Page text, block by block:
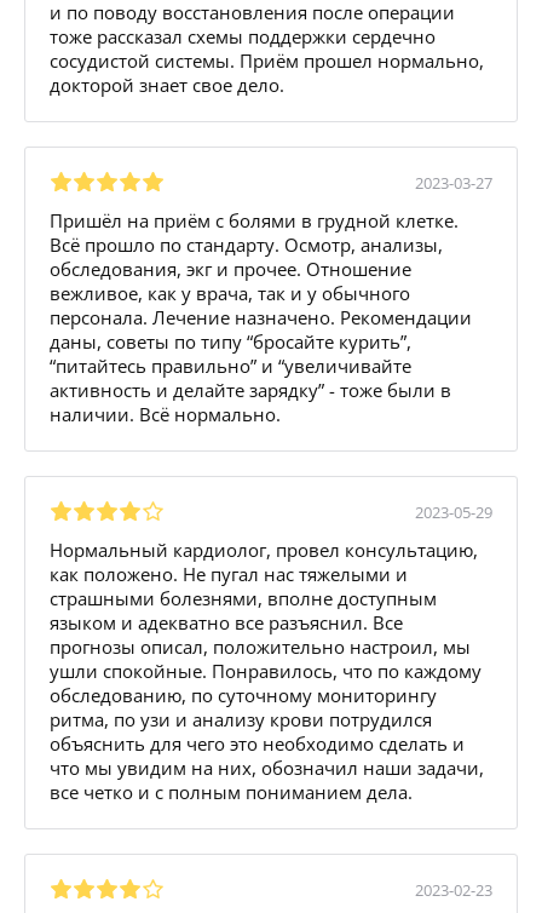
и по поводу восстановления после операции
тоже рассказал схемы поддержки сердечно
сосудистой системы. Приём прошел нормально,
докторой знает свое дело.
2023-03-27
Пришёл на приём с болями в грудной клетке.
Всё прошло по стандарту. Осмотр, анализы,
обследования, экг и прочее. Отношение
вежливое, как у врача, так и у обычного
персонала. Лечение назначено. Рекомендации
даны, советы по типу “бросайте курить”,
“питайтесь правильно” и “увеличивайте
активность и делайте зарядку” - тоже были в
наличии. Всё нормально.
2023-05-29
Нормальный кардиолог, провел консультацию,
как положено. Не пугал нас тяжелыми и
страшными болезнями, вполне доступным
языком и адекватно все разъяснил. Все
прогнозы описал, положительно настроил, мы
ушли спокойные. Понравилось, что по каждому
обследованию, по суточному мониторингу
ритма, по узи и анализу крови потрудился
объяснить для чего это необходимо сделать и
что мы увидим на них, обозначил наши задачи,
все четко и с полным пониманием дела.
2023-02-23